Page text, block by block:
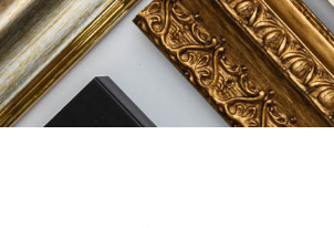
Blanco Alex
Blondel Sandrine
Boldini G.
Bonnet Sophie